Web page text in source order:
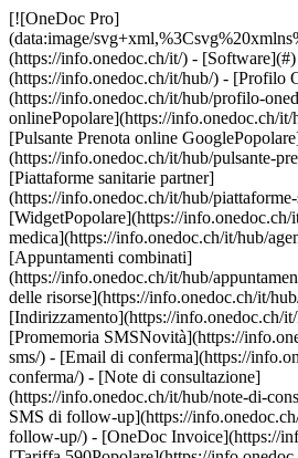
[![OneDoc Pro](data:image/svg+xml,%3Csvg%20xmlns%3D%22http%3A%2F%2Fwww.w3.org%2F2000%2Fsvg%22%20viewBox%3D%220%200%20110%2021%22%3E%3C%2Fsvg%3E)](https://info.onedoc.ch/it/) - [Software](#) - [OneDoc Hub](https://info.onedoc.ch/it/hub/) - [Profilo OneDoc](https://info.onedoc.ch/it/hub/profilo-onedoc/) - [Prenotazione onlinePopolare](https://info.onedoc.ch/it/hub/prenotazione-online/) - [Pulsante Prenota online GooglePopolare](https://info.onedoc.ch/it/hub/pulsante-prenota-online-google/) - [Piattaforme sanitarie partner](https://info.onedoc.ch/it/hub/piattaforme-sanitarie-partner/) - [WidgetPopolare](https://info.onedoc.ch/it/hub/widget/) - [Agenda medica](https://info.onedoc.ch/it/hub/agenda-medica/) - [Appuntamenti combinati](https://info.onedoc.ch/it/hub/appuntamenti-combinati/) - [Gestione delle risorse](https://info.onedoc.ch/it/hub/gestione-risorse/) - [Indirizzamento](https://info.onedoc.ch/it/hub/indirizzamento/) - [Promemoria SMSNovità](https://info.onedoc.ch/it/hub/promemoria-sms/) - [Email di conferma](https://info.onedoc.ch/it/hub/email-conferma/) - [Note di consultazione](https://info.onedoc.ch/it/hub/note-di-consultazione/) - [Promemoria SMS di follow-up](https://info.onedoc.ch/it/hub/promemoria-sms-follow-up/) - [OneDoc Invoice](https://info.onedoc.ch/it/invoice/) - [Tariffa 590Popolare](https://info.onedoc.ch/it/invoice/tariffa-590/) - [Tariffa fisioPopolare](https://info.onedoc.ch/it/invoice/tariffa-fisio/) - [PsyTarif (581/582)Novità](https://info.onedoc.ch/it/invoice/psytarif/) - [Tariffa Swiss Dental Hygienist (SDH)](https://info.onedoc.ch/it/invoice/tariffa-sdh/) - [Tariffa 595In arrivo](https://info.onedoc.ch/it/tariffa-595/) - [Covercard](https://info.onedoc.ch/it/invoice/covercard/) - [Fattura QR](https://info.onedoc.ch/it/invoice/fattura-qr/) - [Invio sicuro al paziente (TG)](https://info.onedoc.ch/it/invoice/fatture-terzi-garanti/) - [Invio diretto all’assicurazione (TP)](https://info.onedoc.ch/it/invoice/terzi-paganti/) - [Promemoria di pagamento](https://info.onedoc.ch/it/invoice/solleciti-pagamento/) - [Riconcilio dei pagamenti](https://info.onedoc.ch/it/invoice/riconciliazione-automatica/) - [Chiusure contabili](https://info.onedoc.ch/it/invoice/chiusure-contabili/) - [Dichiarazione IVA](https://info.onedoc.ch/it/invoice/dichiarazione-iva/) - [Statistiche](https://info.onedoc.ch/it/invoice/statistiche/) - [Emma: Assistente telefonica IALancio](https://info.onedoc.ch/it/emma-assistente-telefonica/) - [OneDoc InboxLancio](https://info.onedoc.ch/it/inbox/) - [Richieste di farmaciNovità](https://info.onedoc.ch/it/inbox/richiesta-farmaci/) - [OneDoc LinkNovità](https://info.onedoc.ch/it/link/) - [OneDoc Visio](https://info.onedoc.ch/it/visio/) - [Badge videoconsulto](https://info.onedoc.ch/it/visio/badge-videoconsulto/) - [Modulo di videoconsultoPopolare](https://info.onedoc.ch/it/visio/modulo-videoconsulto/) - [Condividi lo schermo](https://info.onedoc.ch/it/visio/condivisione-schermo/) - [Videoconsulto sfondo](https://info.onedoc.ch/it/visio/sfondo-videoconsulto/) - [Video e audio controllo](https://info.onedoc.ch/it/visio/controllo-audio-video/) - [Soluzioni](#) - [Le tue esigenze](https://info.onedoc.ch/it/esigenze/) - [Aumenta la visibilità del tuo studio](https://info.onedoc.ch/it/esigenze/migliorare-la-vostra-visibilita/) - [Porta più nuovi pazienti nel tuo studio](https://info.onedoc.ch/it/esigenze/porta-nuovi-pazienti/) - [Fidelizza i tuoi pazientiPopolare](https://info.onedoc.ch/it/esigenze/fidelizza-i-tuoi-pazienti/) - [Automatizza il follow-up dei pazienti che già segui](https://info.onedoc.ch/it/esigenze/follow-up-pazienti-gia-segui/) - [Gestisci flussi di appuntamenti complessi](https://info.onedoc.ch/it/esigenze/gestisci-appuntamenti-complessi/) - [Fidelizza i pazienti nel tuo network](https://info.onedoc.ch/it/esigenze/tieni-pazienti-network/) - [Indirizza facilmente i tuoi pazientiPopolare](https://info.onedoc.ch/it/esigenze/indirizzate-pazienti/) - [Ricevi indirizzamenti qualificati](https://info.onedoc.ch/it/esigenze/ricevi-indirizzamenti-qualificati/) - [Riduci il numero di appuntamenti mancatiPopolare](https://info.onedoc.ch/it/esigenze/riduci-appuntamenti-mancati/) - [Gestisci più richieste dei pazienti](https://info.onedoc.ch/it/esigenze/gestisci-piu-richieste-pazienti/) - [Riduci il numero di telefonate entrantiPopolare](https://info.onedoc.ch/it/esigenze/ridurre-le-chiamate/) - [Resta in contatto con i tuoi pazienti](https://info.onedoc.ch/it/esigenze/resta-in-contatto-con-teleconsultation/) - [Crea e gestisci le tue fatture](https://info.onedoc.ch/it/esigenze/crea-fatture-conformi/) - [La tua specialità](https://info.onedoc.ch/it/specialita/) - [Medico generico](https://info.onedoc.ch/it/specialita/medico-generico/) - [Medico specialista](https://info.onedoc.ch/it/specialita/medico-specialista/) - [Dentista](https://info.onedoc.ch/it/specialita/medico-dentista/) - [Igienista dentale](https://info.onedoc.ch/it/specialita/igienista-dentale/) - [FisioterapistaPopolare](https://info.onedoc.ch/it/specialita/fisioterapista/) - [Terapista](https://info.onedoc.ch/it/specialita/terapista/) - [Psicologo](https://info.onedoc.ch/it/specialita/psicologo/) - [Psicoterapisti](https://info.onedoc.ch/it/specialita/psicoterapisti/) - [Oculista](https://info.onedoc.ch/it/specialita/oculista/) - [Dermatologo](https://info.onedoc.ch/it/specialita/dermatologo/) - [Pediatra](https://info.onedoc.ch/it/specialita/pediatra/) - [Ginecologo](https://info.onedoc.ch/it/specialita/ginecologo/) - [Medico estetico](https://info.onedoc.ch/it/specialita/medico-estetico/) - [La tua struttura sanitaria](https://info.onedoc.ch/it/specialita/) - [Centro medico](https://info.onedoc.ch/it/specialita/centro-medico/) - [Ospedale](https://info.onedoc.ch/it/specialita/ospedale/) - [Farmacia](https://info.onedoc.ch/it/specialita/farmacia/) - [Centro di diagnostica per immagini](https://info.onedoc.ch/it/specialita/centro-diagnostica-per-immagini/) - [Laboratorio di analisi mediche](https://info.onedoc.ch/it/specialita/laboratori-di-analisi-mediche/) - [Audioprotesista](https://info.onedoc.ch/it/specialita/audioprotesista/) - [Ottico](https://info.onedoc.ch/it/specialita/ottico/) - [Connettore](#) - [A-D](#) - [Aeskulap](https://info.onedoc.ch/it/connettore/aeskulap/) - [amétiq siMed](https://info.onedoc.ch/it/connettore/ametiq-simed/) - [Axenita](https://info.onedoc.ch/it/connettore/axenita-axonlab/) - [Carefolio](https://info.onedoc.ch/it/connettore/carefolio/) - [curaMED](https://info.onedoc.ch/it/connettore/curamed/) - [Delemed](https://info.onedoc.ch/it/connettore/delemed/) - [DentaGest](https://info.onedoc.ch/it/connettore/dentagest/) - [Denteo](https://info.onedoc.ch/it/connettore/denteo/) - [E-G](#) - [E-Medicus](https://info.onedoc.ch/it/connettore/e-medicus/) - [E-PAT](https://info.onedoc.ch/it/connettore/e-pat/) - [ElexisNovità](https://info.onedoc.ch/it/connettore/elexis/) - [ePaad](https://info.onedoc.ch/it/connettore/epaad/) - [ePhysio](https://info.onedoc.ch/it/connettore/ephysio/) - [ergodent](https://info.onedoc.ch/it/connettore/ergodent/) - [Eyesoft](https://info.onedoc.ch/it/connettore/eyesoft/) - [Google Calendar](https://info.onedoc.ch/it/connettore/google-calendar/) - [H-M](#) - [Handylife](https://info.onedoc.ch/it/connettore/handy-patients/) - [Hexabit Luna](https://info.onedoc.ch/it/connettore/hexabit-luna/) - [ifaNovità](https://info.onedoc.ch/it/connettore/ifa/) - [KISIM](https://info.onedoc.ch/it/connettore/cistec-kisim/) - [Liris](https://info.onedoc.ch/it/connettore/liris/) - [Medes](https://info.onedoc.ch/it/connettore/medes/) - [MediCloud](https://info.onedoc.ch/it/connettore/medicloud/) - [MediOnline](https://info.onedoc.ch/it/connettore/medionline-cassa-dei-medici/) - [Mediway](https://info.onedoc.ch/it/connettore/mediway/) - [N-Q](#) - [NereidaNovità](https://info.onedoc.ch/it/connettore/nereida/) - [NEXUS](https://info.onedoc.ch/it/connettore/nexus/) - [Oplus](https://info.onedoc.ch/it/connettore/oplus/) - [Outlook](https://info.onedoc.ch/it/connettore/outlook/) - [PhysioApp](https://info.onedoc.ch/it/connettore/physioapp/) - [Polavis](https://info.onedoc.ch/it/connettore/polavis/) - [Polypoint](https://info.onedoc.ch/it/connettore/polypoint/) - [ProPharma](https://info.onedoc.ch/it/connettore/propharma/) - [PraxinovaNovità](https://info.onedoc.ch/it/connettore/praxinova/) - [Pulse Medica](https://info.onedoc.ch/it/connettore/pulse-medica/) - [R-Z](#) - [RockethealthNovità](https://info.onedoc.ch/it/connettore/rockethealth/) - [SOFTplus](https://info.onedoc.ch/it/connettore/softplus/) - [Sokle](https://info.onedoc.ch/it/connettore/sokle/) - [tomedoNovità](https://info.onedoc.ch/it/connettore/tomedo/) - [Vitomed](https://info.onedoc.ch/it/connettore/vitomed-vitodata/) - [WinLogie](https://info.onedoc.ch/it/connettore/winlogie/) - [WinMed](https://info.onedoc.ch/it/connettore/winmed/) - [ZaWin](https://info.onedoc.ch/it/connettore/zawin/) - [Vedi tutti i nostri connettori](https://info.onedoc.ch/it/connettore/) - [Risorse](#) - [Informazioni su OneDoc](#) - [Nostra missione](https://info.onedoc.ch/it/nostra-missione/) - [Media](https://info.onedoc.ch/it/media/) - [Blog](https://info.onedoc.ch/it/blog/) - [Medici di base](https://info.onedoc.ch/it/blog/medici/) - [Dentisti](https://info.onedoc.ch/it/blog/dentisti/) - [Igienisti dentali](https://info.onedoc.ch/it/blog/igienisti-dentali/) - [Pediatri](htt